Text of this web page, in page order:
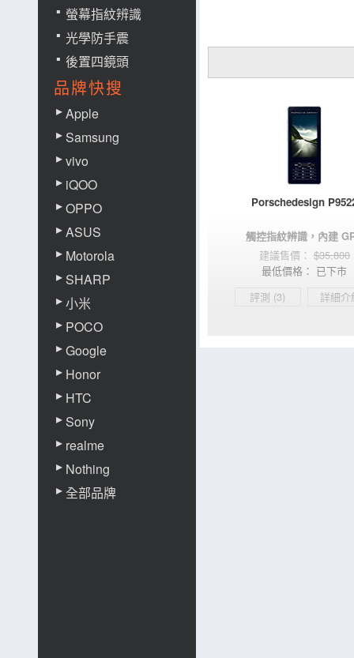
螢幕指紋辨識
光學防手震
後置四鏡頭
品牌快搜
Apple
Samsung
vivo
iQOO
OPPO
ASUS
Motorola
SHARP
小米
POCO
Google
Honor
HTC
Sony
realme
Nothing
全部品牌
Porschedesign
觸控指紋辨識，內建
$35,800
已下市
評測 (3)
詳細介